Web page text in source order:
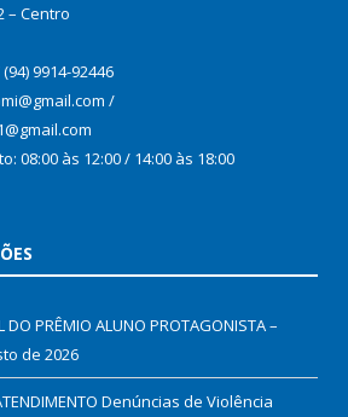
– Centro
9914-92446
/
08:00 às 12:00 / 14:00 às 18:00
DO PRÊMIO ALUNO PROTAGONISTA –
de 2026
Denúncias de Violência